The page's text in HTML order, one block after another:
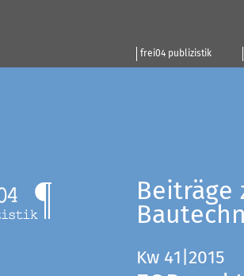
frei04 publizistik
Beiträge
Kw 41|2015